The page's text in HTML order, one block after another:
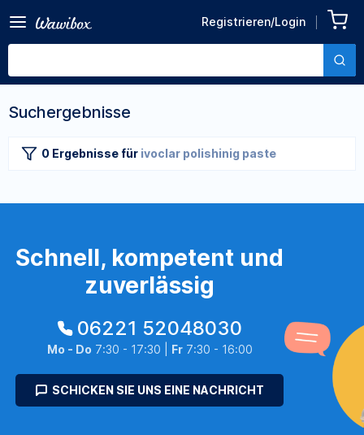
Registrieren/Login
Suchergebnisse
0 Ergebnisse für ivoclar polishinig paste
Schnell, kompetent und
zuverlässig
06221 52048030
Mo - Do 7:30 - 17:30 | Fr7:30 - 16:00
SCHICKEN SIE UNS EINE NACHRICHT